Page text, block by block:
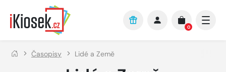
Přejít na hlavní obsah
0
Časopisy Lidé a Země